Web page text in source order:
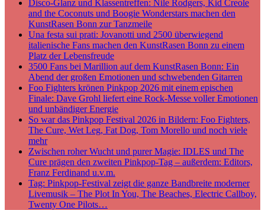
Disco-Glanz und Klassentreffen: Nile Rodgers, Kid Creole
and the Coconuts und Boogie Wonderstars machen den
KunstRasen Bonn zur Tanzmeile
Una festa sui prati: Jovanotti und 2500 überwiegend
italienische Fans machen den KunstRasen Bonn zu einem
Platz der Lebensfreude
3500 Fans bei Marillion auf dem KunstRasen Bonn: Ein
Abend der großen Emotionen und schwebenden Gitarren
Foo Fighters krönen Pinkpop 2026 mit einem epischen
Finale: Dave Grohl liefert eine Rock-Messe voller Emotionen
und unbändiger Energie
So war das Pinkpop Festival 2026 in Bildern: Foo Fighters,
The Cure, Wet Leg, Fat Dog, Tom Morello und noch viele
mehr
Zwischen roher Wucht und purer Magie: IDLES und The
Cure prägen den zweiten Pinkpop-Tag – außerdem: Editors,
Franz Ferdinand u.v.m.
Tag: Pinkpop-Festival zeigt die ganze Bandbreite moderner
Livemusik – The Plot In You, The Beaches, Electric Callboy,
Twenty One Pilots…